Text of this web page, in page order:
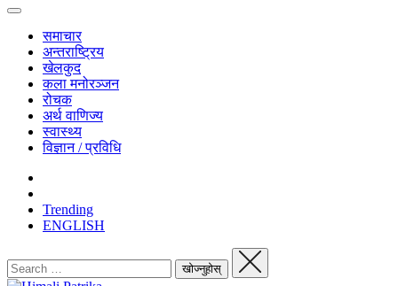
समाचार
अन्तराष्ट्रिय
खेलकुद
कला मनोरञ्जन
रोचक
अर्थ वाणिज्य
स्वास्थ्य
विज्ञान / प्रविधि
Trending
ENGLISH